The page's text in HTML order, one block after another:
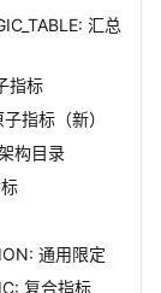
汇总
指标
指标（新）
构目录
通用限定
复合指标